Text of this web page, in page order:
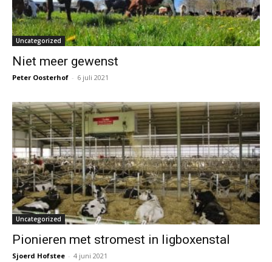
Uncategorized
Niet meer gewenst
Peter Oosterhof - 6 juli 2021
Uncategorized
Pionieren met stromest in ligboxenstal
Sjoerd Hofstee - 4 juni 2021